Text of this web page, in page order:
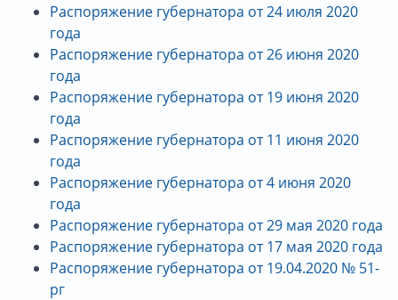
Распоряжение губернатора от24 июля 2020
года
Распоряжение губернатора от26 июня 2020
года
Распоряжение губернатора от19 июня 2020
года
Распоряжение губернатора от11 июня 2020
года
Распоряжение губернатора от4 июня 2020
года
Распоряжение губернатора от29 мая 2020 года
Распоряжение губернатора от17 мая 2020 года
Распоряжение губернатора от 19.04.2020 № 51-
рг